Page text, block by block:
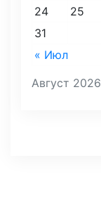
Август 2026
« Июл
24
25
31